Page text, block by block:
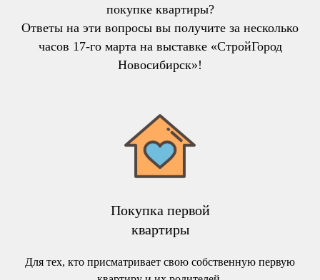
покупке квартиры?
Ответы на эти вопросы вы получите за несколько
часов 17-го марта на выставке «СтройГород
Новосибирск»!
Покупка первой
квартиры
Для тех, кто присматривает свою собственную первую